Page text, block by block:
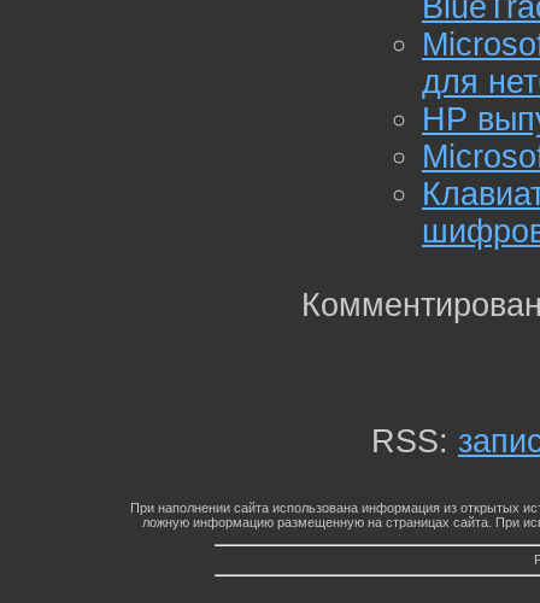
для
HP
RSS:
При наполнении сайта использована информация из открытых
ложную информацию размещенную на страницах сайта. При